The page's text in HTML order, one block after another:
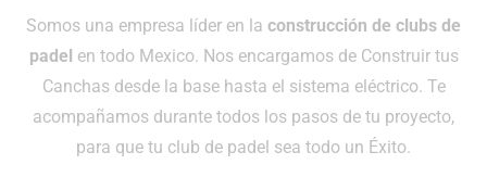
Somos una empresa líder en la construcción de clubs de
padel en todo Mexico. Nos encargamos de Construir tus
Canchas desde la base hasta el sistema eléctrico. Te
acompañamos durante todos los pasos de tu proyecto,
para que tu club de padel sea todo un Éxito.